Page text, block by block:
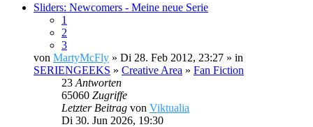
Sliders: Newcomers - Meine neue Serie
1
2
3
von MartyMcFly » Di 28. Feb 2012, 23:27 » in
SERIENGEEKS » Creative Area » Fan Fiction
23 Antworten
65060 Zugriffe
Letzter Beitrag von Viktualia
Di 30. Jun 2026, 19:30